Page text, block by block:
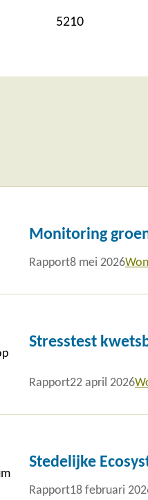
5210
Monitoring
Rapport8 mei 2026
Stresstest
Rapport22 april 2026
Stedelijke
Rapport18 februari